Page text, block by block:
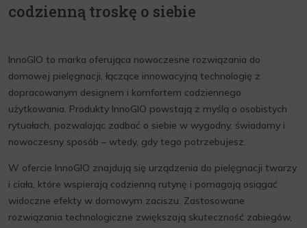
codzienną troskę o siebie
InnoGIO to marka oferująca nowoczesne rozwiązania do
domowej pielęgnacji, łączące innowacyjną technologię z
dopracowanym designem i komfortem codziennego
użytkowania. Produkty InnoGIO powstają z myślą o osobistych
rytuałach, pozwalając zadbać o siebie w wygodny, świadomy i
nowoczesny sposób – wtedy, gdy tego potrzebujesz.
W ofercie InnoGIO znajdują się urządzenia do pielęgnacji twarzy
i ciała, które wspierają codzienną rutynę i pomagają osiągać
widoczne efekty w domowym zaciszu. Zastosowane
rozwiązania technologiczne zwiększają skuteczność zabiegów,